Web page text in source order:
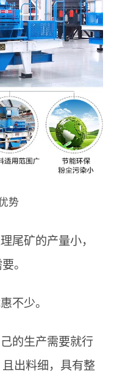
势
尾矿的产量小，
。
不少。
的生产需要就行
出料细，具有整